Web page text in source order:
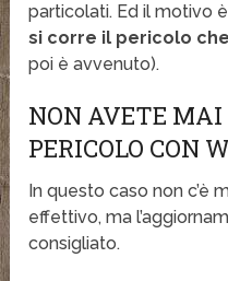
particolati. Ed il motivo
si corre il pericolo
poi è avvenuto).
NON AVETE MAI
PERICOLO CON
In questo caso non c’è
effettivo, ma
consigliato.